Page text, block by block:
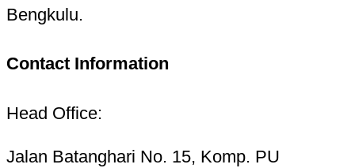
Bengkulu.
Contact Information
Head Office:
Jalan Batanghari No. 15, Komp. PU